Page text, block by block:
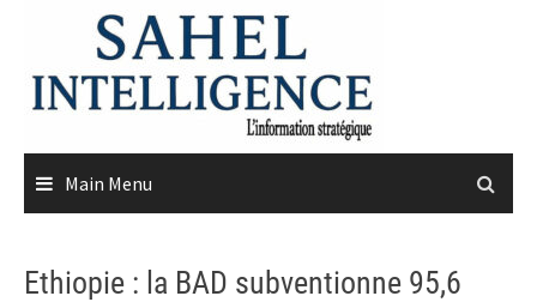
content
Main Menu
Ethiopie : la BAD subventionne 95,6